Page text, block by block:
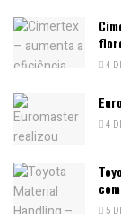
4
4
5